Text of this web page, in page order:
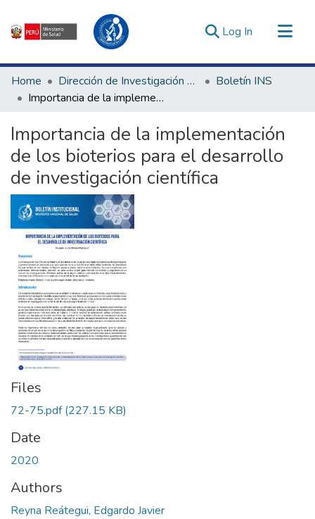
Log In (current)
Communities & Collections
All of DSpace
Estadísticas Externas
Enlaces de interés ▾
Home Dirección de Investigación e Innovación en Salud
Boletín INS
Importancia de la implementación de los bioterios para el desarrollo de investigación científica
Importancia de la implementación
de los bioterios para el desarrollo
de investigación científica
Files
72-75.pdf(227.15 KB)
Date
2020
Authors
Reyna Reátegui, Edgardo Javier